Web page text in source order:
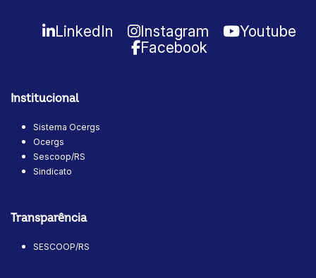
LinkedIn Instagram
Youtube
Facebook
Institucional
Sistema Ocergs
Ocergs
Sescoop/RS
Sindicato
Transparência
SESCOOP/RS